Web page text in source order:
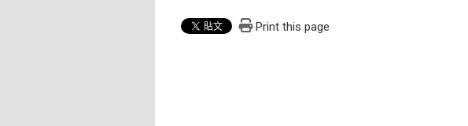
Print this page